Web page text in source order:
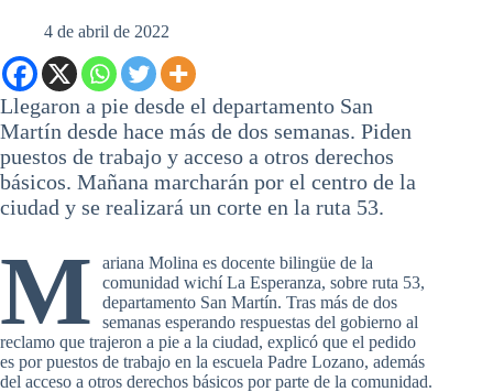
4 de abril de 2022
Llegaron a pie desde el departamento San
Martín desde hace más de dos semanas. Piden
puestos de trabajo y acceso a otros derechos
básicos. Mañana marcharán por el centro de la
ciudad y se realizará un corte en la ruta 53.
M
ariana Molina es docente bilingüe de la
comunidad wichí La Esperanza, sobre ruta 53,
departamento San Martín. Tras más de dos
semanas esperando respuestas del gobierno al
reclamo que trajeron a pie a la ciudad, explicó que el pedido
es por puestos de trabajo en la escuela Padre Lozano, además
del acceso a otros derechos básicos por parte de la comunidad.